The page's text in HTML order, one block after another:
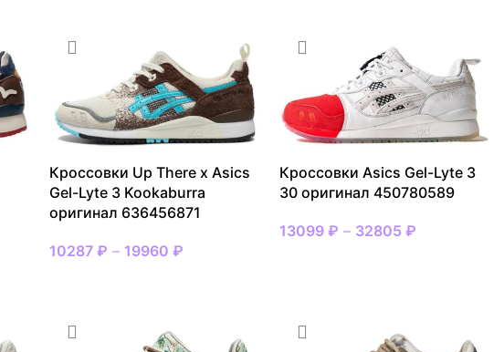
Кроссовки Up There x Asics
Gel-Lyte 3 Kookaburra
оригинал 636456871
10287₽ – 19960₽
Кроссовки Asics Gel-Lyte 3
30 оригинал 450780589
13099 ₽ – 32805 ₽